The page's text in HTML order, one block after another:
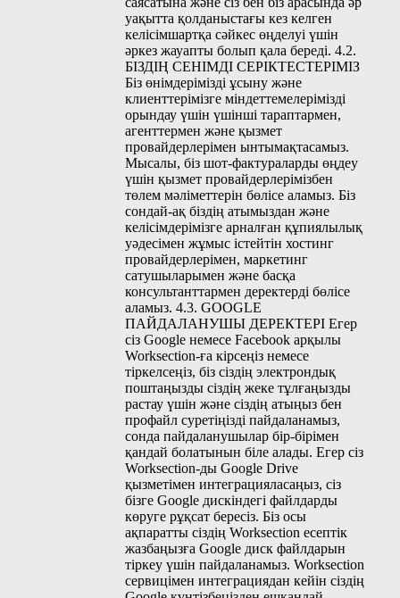
уақытта қолданыстағы кез келген
келісімшартқа сәйкес өңделуі үшін
әркез жауапты болып қала береді. 4.2.
БІЗДІҢ СЕНІМДІ СЕРІКТЕСТЕРІМІЗ
Біз өнімдерімізді ұсыну және
клиенттерімізге міндеттемелерімізді
орындау үшін үшінші тараптармен,
агенттермен және қызмет
провайдерлерімен ынтымақтасамыз.
Мысалы, біз шот-фактураларды өңдеу
үшін қызмет провайдерлерімізбен
төлем мәліметтерін бөлісе аламыз. Біз
сондай-ақ біздің атымыздан және
келісімдерімізге арналған құпиялылық
уәдесімен жұмыс істейтін хостинг
провайдерлерімен, маркетинг
сатушыларымен және басқа
консультанттармен деректерді бөлісе
аламыз. 4.3. GOOGLE
ПАЙДАЛАНУШЫ ДЕРЕКТЕРІ Егер
сіз Google немесе Face­book арқылы
Work­sec­tion-ға кірсеңіз немесе
тіркелсеңіз, біз сіздің электрондық
поштаңызды сіздің жеке тұлғаңызды
растау үшін және сіздің атыңыз бен
профайл суретіңізді пайдаланамыз,
сонда пайдаланушылар бір-бірімен
қандай болатынын біле алады. Егер сіз
Work­sec­tion-ды Google Dri­ve
қызметімен интеграцияласаңыз, сіз
бізге Google дискіндегі файлдарды
көруге рұқсат бересіз. Біз осы
ақпаратты сіздің Work­sec­tion есептік
жазбаңызға Google диск файлдарын
тіркеу үшін пайдаланамыз. Work­sec­tion
сервицімен интеграциядан кейін сіздің